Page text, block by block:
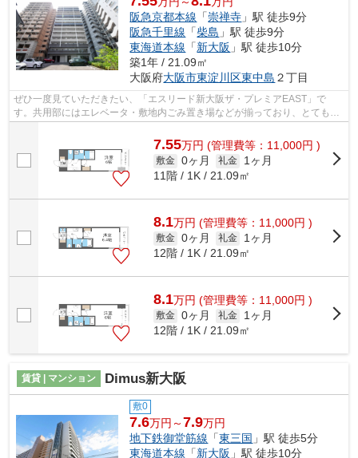
阪急京都本線 「崇禅寺 」駅 徒歩9分
阪急千里線 「柴島 」駅 徒歩9分
東海道本線 「新大阪 」駅 徒歩10分
築1年 / 21.09㎡
大阪府大阪市東淀川区東中島 ２丁目
ぜひ一度見ていただきたい、「エスリード新大阪ザ・プレミアEAST」で
す。共用部にはエレベータ・敷地内ごみ置き場などが揃っており、とても充
実しています。デザイナーズ物件は独創的...
7.55万円 (管理費等：11,000円 )
敷金 0ヶ月 礼金
1ヶ月
11階 / 1K / 21.09㎡
8.1万円 (管理費等：11,000円 )
敷金 0ヶ月 礼金
1ヶ月
12階 / 1K / 21.09㎡
8.1万円 (管理費等：11,000円 )
敷金 0ヶ月 礼金
1ヶ月
12階 / 1K / 21.09㎡
賃貸 | マンション Dimus新大阪
敷0
7.6万円～7.9万円
地下鉄御堂筋線 「東三国 」駅 徒歩5分
東海道本線 「新大阪 」駅 徒歩10分